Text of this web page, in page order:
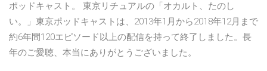
ポッドキャスト。 東京リチュアルの「オカルト、たのし
い。」東京ポッドキャストは、2013年1月から2018年12月まで
約6年間120エピソード以上の配信を持って終了しました。長
年のご愛聴、本当にありがとうございました。